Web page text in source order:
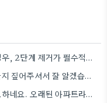
유성 페인트 위에 수성 페인트를 덧칠한 경우, 2단계 제거가 필수적이라는 점을 강조해야겠네요.
샌딩 작업 후에 사포 입자가 얼마나 중요한지 짚어주셔서 잘 알겠습니다. 특히 얇은 사포를 여러 번…
바닥 줄눈 상태를 꼼꼼히 살펴보는 게 중요하네요. 오래된 아파트라면 줄눈부터 망가지기 쉬울 것 같아요.